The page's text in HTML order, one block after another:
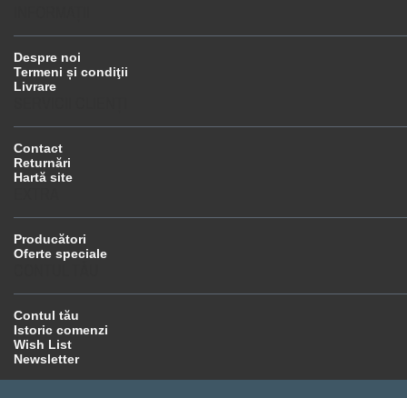
Despre noi
Termeni și condiţii
Livrare
Contact
Returnări
Hartă site
Producători
Oferte speciale
Contul tău
Istoric comenzi
Wish List
Newsletter